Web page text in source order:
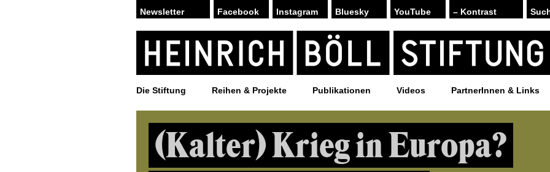
Facebook Instagram Bluesky YouTube – Kontrast
Die Stiftung Reihen & Projekte Publikationen Videos PartnerInnen & Links
(Kalter) Krieg in Europa?